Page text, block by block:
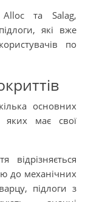
та Salag,
які вже
по
основних
яких має свої
відрізняється
до механічних
підлоги з